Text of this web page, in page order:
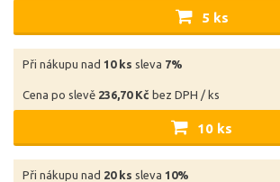
5 ks
Při nákupu nad 10 ks sleva 7%
Cena po slevě 236,70 Kč bez DPH / ks
10 ks
Při nákupu nad 20 ks sleva 10%